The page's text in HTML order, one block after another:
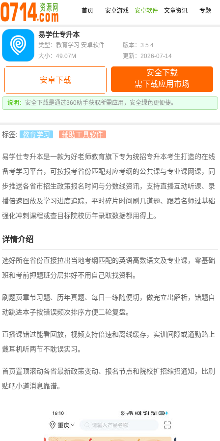
首页 安卓游戏 安卓软件 文章资讯 专题
易学仕专升本
安卓下载
安全下载
需下载应用市场
说明： 安全下载是通过360助手获取所需应用，安全绿色更便捷。
类型：教育学习 安卓软件
版本：3.5.4
大小：49.07M
更新：2026-07-14
标签: 教育学习 辅助工具软件
易学仕专升本是一款为好老师教育旗下专为统招专升本考生打造的在线
备考学习平台，可按报考省份匹配对应考纲的公共课与专业课网课，同
步推送各省市招生政策报名时间与分数线资讯，支持直播互动听课、录
播倍速回放及学习进度追踪，平时碎片时间刷几道题、跟着名师过基础
强化冲刺课程或查目标院校历年录取数据都用得上。
详情介绍
选好所在省份直接拉出当地考纲匹配的英语高数语文及专业课，零基础
班和考前押题班分层排好不用自己瞎找资料。
刷题页章节习题、历年真题、每日一练随便切，做完立出解析，错题自
动跳进本子按错误频次排序方便二轮复盘。
直播课错过能看回放，视频支持倍速和离线缓存，实训间隙或通勤路上
戴耳机听两节不耽误实习。
首页置顶滚动各省最新政策变动、报名节点和院校扩招缩招通知，比刷
贴吧小道消息靠谱。